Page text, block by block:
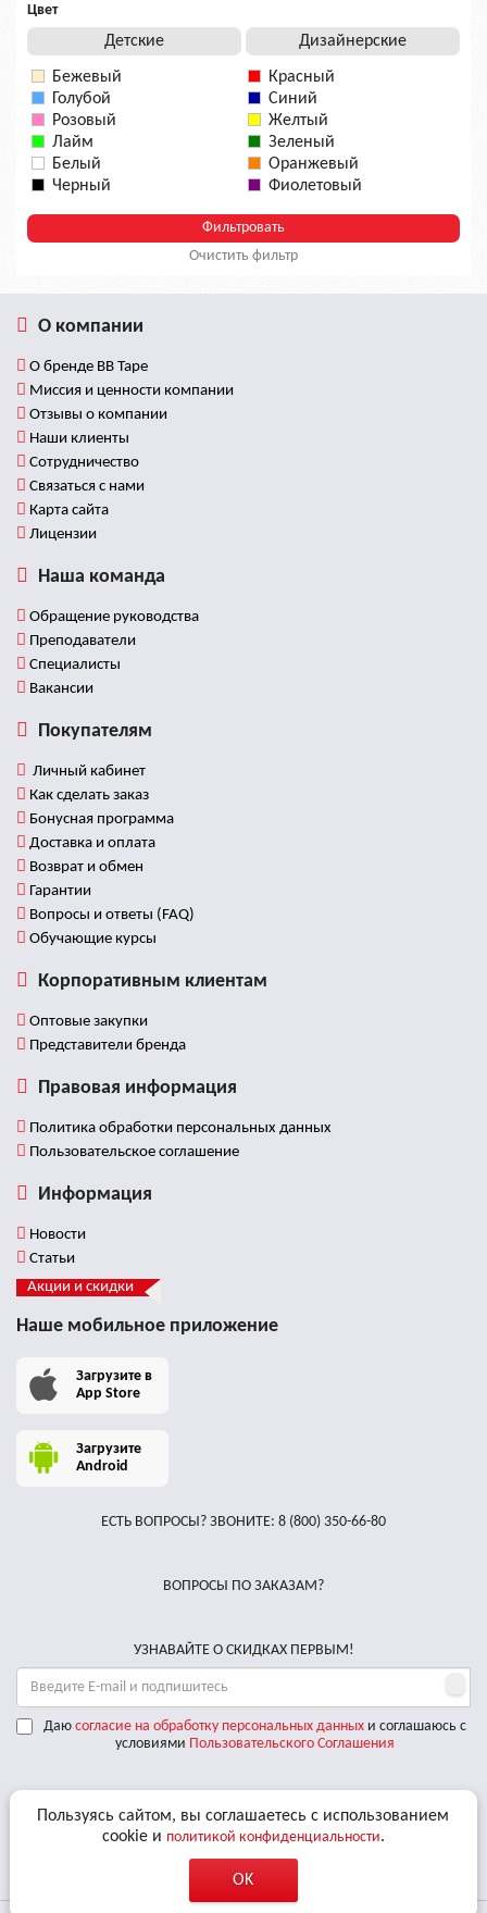
Цвет
Детские Дизайнерские
Бежевый
Голубой
Розовый
Лайм
Белый
Черный
Красный
Синий
Желтый
Зеленый
Оранжевый
Фиолетовый
Очистить фильтр
О компании
О бренде BB Tape
Миссия и ценности компании
Отзывы о компании
Наши клиенты
Сотрудничество
Связаться с нами
Карта сайта
Лицензии
Наша команда
Обращение руководства
Преподаватели
Специалисты
Вакансии
Покупателям
Личный кабинет
Как сделать заказ
Бонусная программа
Доставка и оплата
Возврат и обмен
Гарантии
Вопросы и ответы (FAQ)
Обучающие курсы
Корпоративным клиентам
Оптовые закупки
Представители бренда
Правовая информация
Политика обработки персональных данных
Пользовательское соглашение
Информация
Новости
Статьи
Акции и скидки
Наше мобильное приложение
Загрузите в
App Store
Загрузите
Android
ЕСТЬ ВОПРОСЫ? ЗВОНИТЕ: 8 (800) 350-66-80
ВОПРОСЫ ПО ЗАКАЗАМ?
УЗНАВАЙТЕ О СКИДКАХ ПЕРВЫМ!
Даю согласие на обработку персональных данныхи соглашаюсь с
условиями Пользовательского Соглашения
Пользуясь сайтом, вы соглашаетесь с использованием
cookie и политикой конфиденциальности.
OK